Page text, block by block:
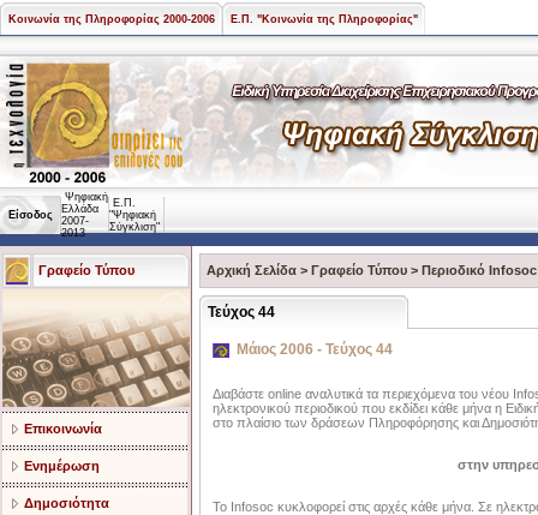
Κοινωνία της Πληροφορίας 2000-2006 Ε.Π. "Κοινωνία της Πληροφορίας"
Είσοδος
Ψηφιακή
Ελλάδα
2007-
2013
Ε.Π.
"Ψηφιακή
Σύγκλιση"
Γραφείο Τύπου
Επικοινωνία
Ενημέρωση
Δημοσιότητα
Αρχική Σελίδα > Γραφείο Τύπου > Περιοδικό Infosoc
Τεύχος 44
Μάιος 2006 - Τεύχος 44
Διαβάστε online αναλυτικά τα περιεχόμενα του νέου
ηλεκτρονικού περιοδικού που εκδίδει κάθε μήνα η
στο πλαίσιο των δράσεων Πληροφόρησης και
στην
Το Infosoc κυκλοφορεί στις αρχές κάθε μήνα. Σε